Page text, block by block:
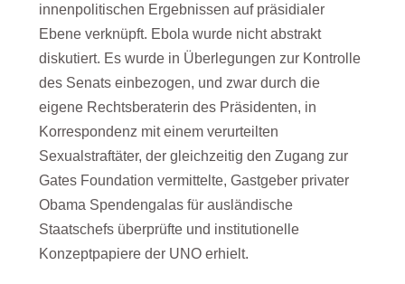
innenpolitischen Ergebnissen auf präsidialer
Ebene verknüpft. Ebola wurde nicht abstrakt
diskutiert. Es wurde in Überlegungen zur Kontrolle
des Senats einbezogen, und zwar durch die
eigene Rechtsberaterin des Präsidenten, in
Korrespondenz mit einem verurteilten
Sexualstraftäter, der gleichzeitig den Zugang zur
Gates Foundation vermittelte, Gastgeber privater
Obama Spendengalas für ausländische
Staatschefs überprüfte und institutionelle
Konzeptpapiere der UNO erhielt.